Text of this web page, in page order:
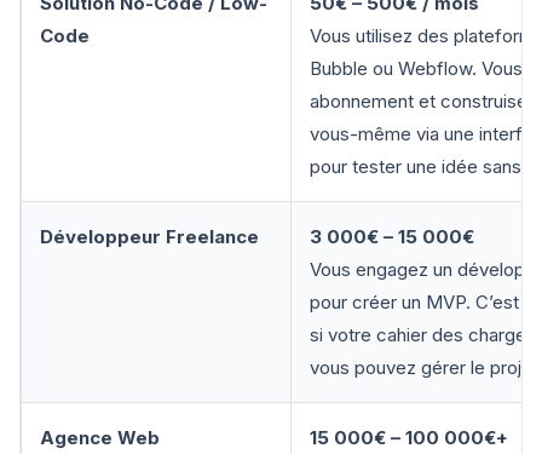
Code
Vous utilisez des
Bubble ou Webflow. Vous
abonnement et construisez
vous-même via une
pour tester une idée sans
Développeur Freelance
3 000€ – 15 000€
Vous engagez un
pour créer un MVP. C’est
si votre cahier des
vous pouvez gérer le projet.
Agence Web
15 000€ – 100 000€+